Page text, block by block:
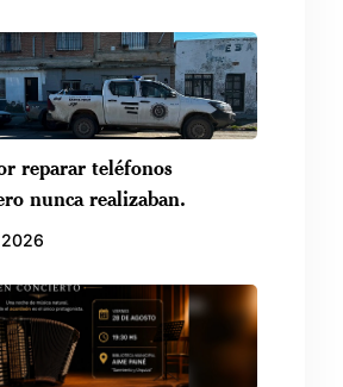
reparar teléfonos
nunca realizaban.